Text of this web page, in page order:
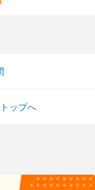
ップへ